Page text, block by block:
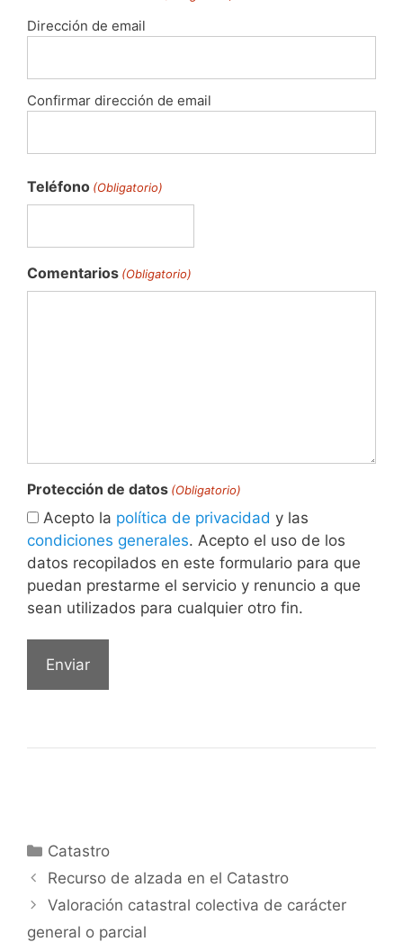
Dirección de email
Confirmar dirección de email
Teléfono (Obligatorio)
Comentarios (Obligatorio)
Protección de datos (Obligatorio)
Acepto la política de privacidad y las
condiciones generales. Acepto el uso de los
datos recopilados en este formulario para que
puedan prestarme el servicio y renuncio a que
sean utilizados para cualquier otro fin.
Categorías
Catastro
Recurso de alzada en el Catastro
Valoración catastral colectiva de carácter
general o parcial